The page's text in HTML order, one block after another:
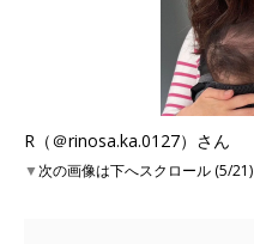
R（＠rinosa.ka.0127）さん
▼次の画像は下へスクロール (5/21)